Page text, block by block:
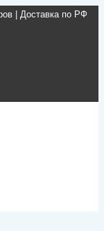
| Доставка по РФ